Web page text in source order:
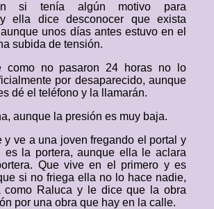
si tenía algún motivo para
ella dice desconocer que exista
unos días antes estuvo en el
subida de tensión.
como no pasaron 24 horas no lo
por desaparecido, aunque
dé el teléfono y la llamarán.
aunque la presión es muy baja.
y ve a una joven fregando el portal y
es la portera, aunque ella le aclara
Que vive en el primero y es
si no friega ella no lo hace nadie,
como Raluca y le dice que la obra
por una obra que hay en la calle.